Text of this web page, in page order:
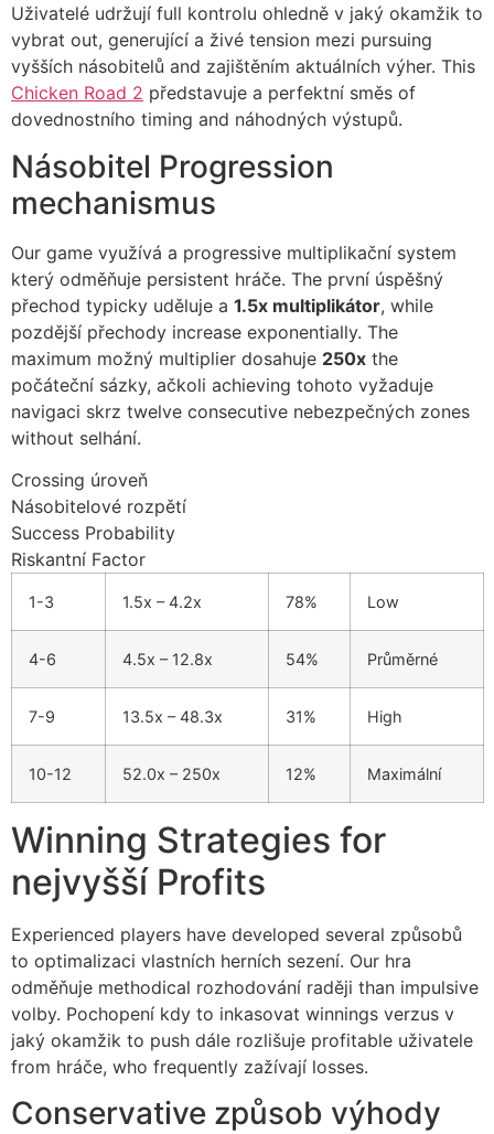
panel
panel
panel
panel
panel
panel
panel
panel
panel
panel
Panel
oku
Panel
panel
Oku
panel
panel
panel
Uživatelé udržují full kontrolu ohledně v jaký okamžik to
vybrat out, generující a živé tension mezi pursuing
vyšších násobitelů and zajištěním aktuálních výher. This
Chicken Road 2 představuje a perfektní směs of
dovednostního timing and náhodných výstupů.
Násobitel Progression
mechanismus
Our game využívá a progressive multiplikační system
který odměňuje persistent hráče. The první úspěšný
přechod typicky uděluje a 1.5x multiplikátor, while
pozdější přechody increase exponentially. The
maximum možný multiplier dosahuje 250x the
počáteční sázky, ačkoli achieving tohoto vyžaduje
navigaci skrz twelve consecutive nebezpečných zones
without selhání.
Crossing úroveň
Násobitelové rozpětí
Success Probability
Riskantní Factor
1-3 1.5x – 4.2x 78% Low
4-6 4.5x – 12.8x 54% Průměrné
7-9 13.5x – 48.3x 31% High
10-12 52.0x – 250x 12% Maximální
Winning Strategies for
nejvyšší Profits
Experienced players have developed several způsobů
to optimalizaci vlastních herních sezení. Our hra
odměňuje methodical rozhodování raději than impulsive
volby. Pochopení kdy to inkasovat winnings verzus v
jaký okamžik to push dále rozlišuje profitable uživatele
from hráče, who frequently zažívají losses.
Conservative způsob výhody